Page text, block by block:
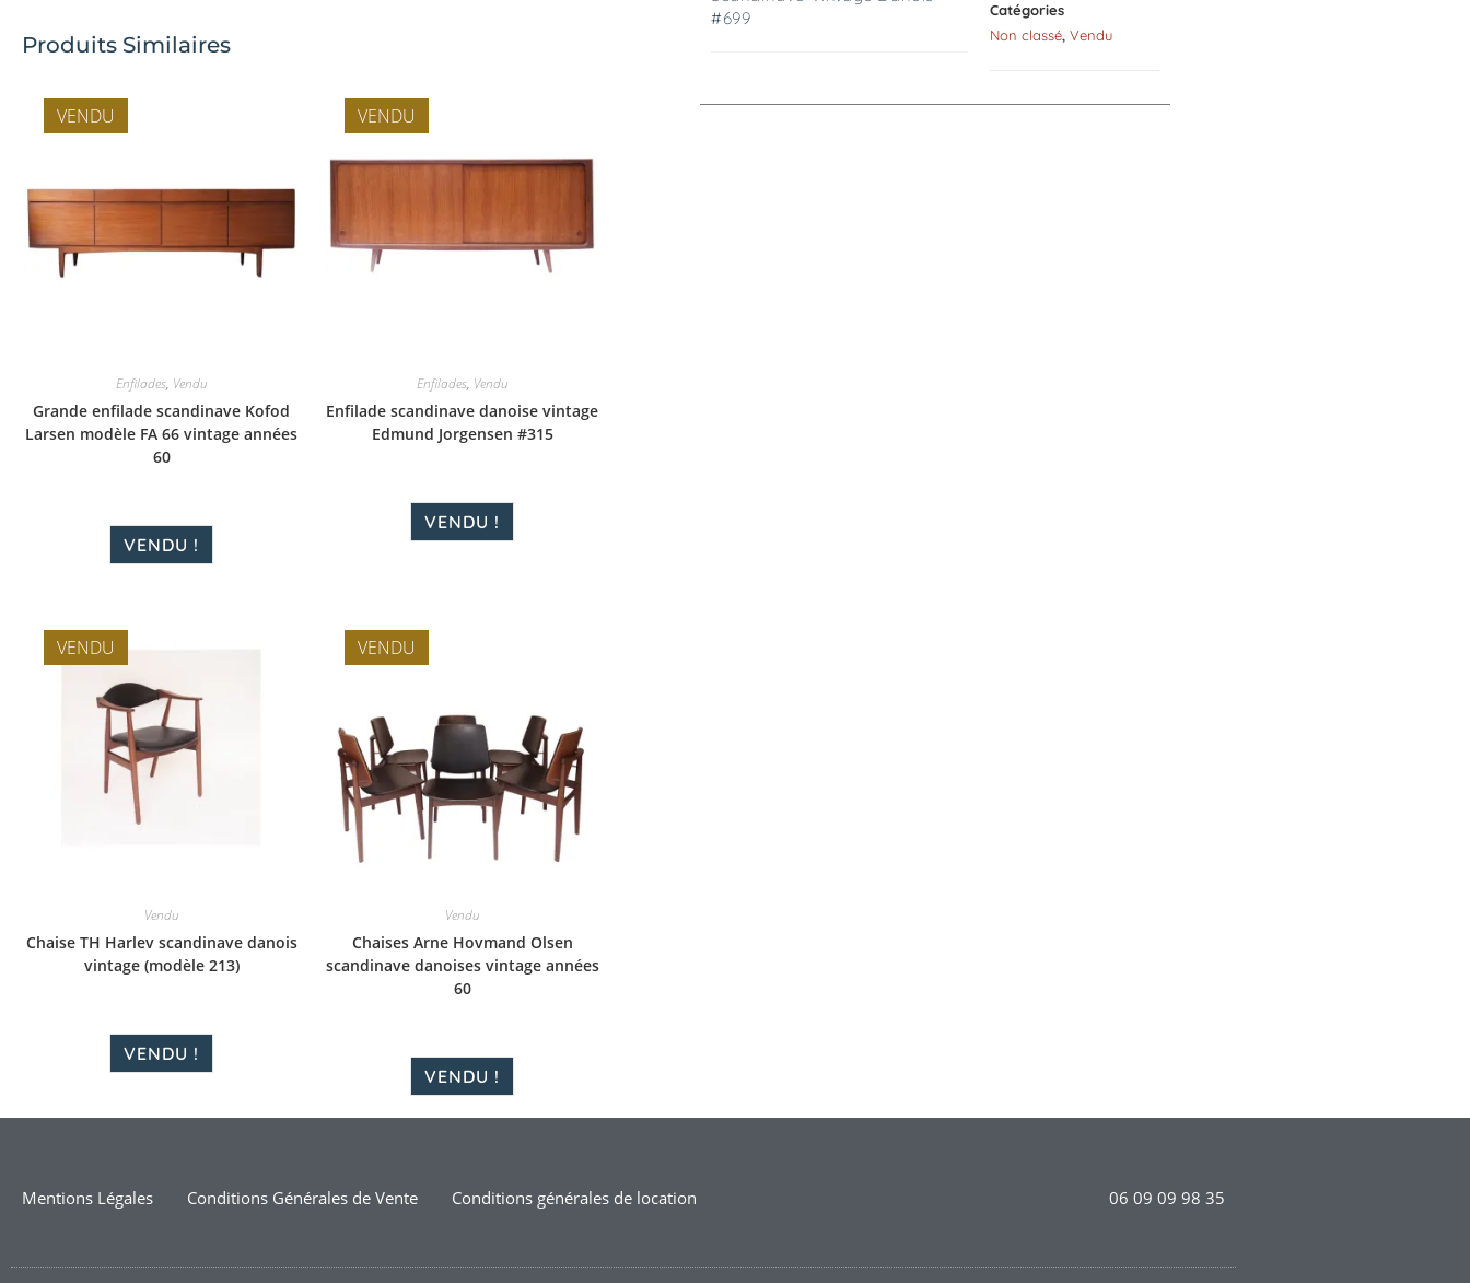
Produits Similaires
VENDU
Enfilades, Vendu
Grande enfilade scandinave Kofod
Larsen modèle FA 66 vintage années
60
VENDU !
VENDU
Enfilades, Vendu
Enfilade scandinave danoise vintage
Edmund Jorgensen #315
VENDU !
VENDU
Vendu
Chaise TH Harlev scandinave danois
vintage (modèle 213)
VENDU !
VENDU
Vendu
Chaises Arne Hovmand Olsen
scandinave danoises vintage années
60
VENDU !
#699
Catégories
Non classé, Vendu
Mentions Légales Conditions Générales de Vente Conditions générales de location 06 09 09 98 35